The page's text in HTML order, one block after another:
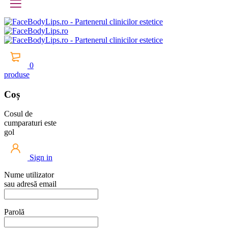
0
produse
Coș
Cosul de
cumparaturi este
gol
Sign in
Nume utilizator
sau adresă email
Parolă